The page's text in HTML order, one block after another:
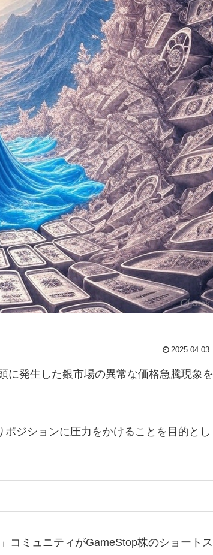
2025.04.03
に発生した銀市場の異常な価格急騰現象を
ジションに圧力をかけることを目的とし
コミュニティがGameStop株のショートス